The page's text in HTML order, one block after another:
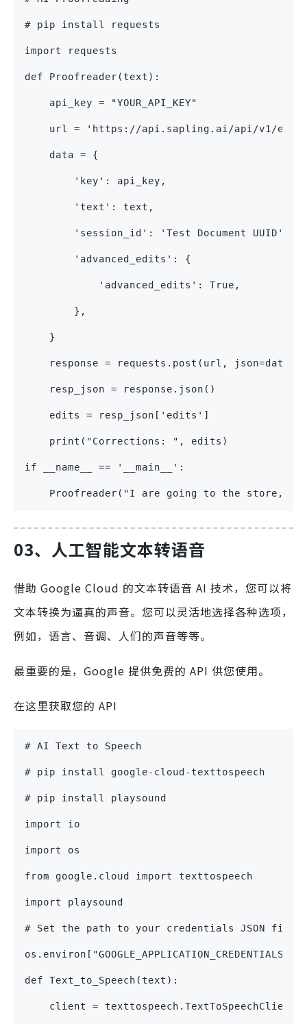
# pip install requests
import requests
def Proofreader(text):
    api_key = "YOUR_API_KEY"
url = 'https://api.sapling.ai/api/v1/
    data = {
        'key': api_key,
        'text': text,
        'session_id': 'Test Document UUID',
        'advanced_edits': {
            'advanced_edits': True,
        },
    }
    response = requests.post(url, json=data)
    resp_json = response.json()
    edits = resp_json['edits']
    print("Corrections: ", edits)
if __name__ == '__main__':
Proofreader("I are going to the store,
03、人工智能文本转语音
借助 Google Cloud 的文本转语音 AI 技术，您可以将
文本转换为逼真的声音。您可以灵活地选择各种选项，
例如，语言、音调、人们的声音等等。
最重要的是，Google 提供免费的 API 供您使用。
在这里获取您的 API
# AI Text to Speech
# pip install google-cloud-texttospeech
# pip install playsound
import io
import os
from google.cloud import texttospeech
import playsound
# Set the path to your credentials JSON file
def Text_to_Speech(text):
client =